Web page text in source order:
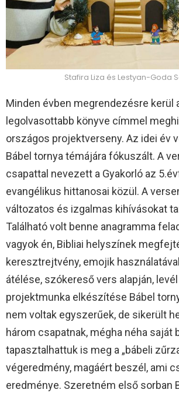
Stafira Liza és Lestyan-Goda
Minden évben megrendezésre kerül
legolvasottabb könyve címmel
országos projektverseny. Az idei év
Bábel tornya témájára fókuszált. A
csapattal nevezett a Gyakorló az
evangélikus hittanosai közül. A
változatos és izgalmas kihívásokat
Található volt benne anagramma
vagyok én, Bibliai helyszínek
keresztrejtvény, emojik
átélése, szókereső vers alapján,
projektmunka elkészítése Bábel
nem voltak egyszerűek, de sikerült
három csapatnak, mégha néha saját
tapasztalhattuk is meg a „bábeli
végeredmény, magáért beszél, ami
eredménye. Szeretném első sorban